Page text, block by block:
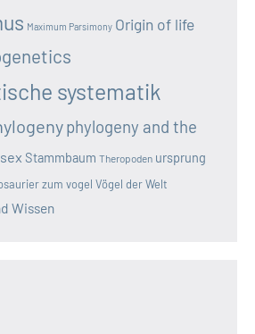
Maximum Parsimony Origin of life
systematik
phylogeny and the
sex Stammbaum Theropoden ursprung
zum vogel Vögel der Welt
Wissen